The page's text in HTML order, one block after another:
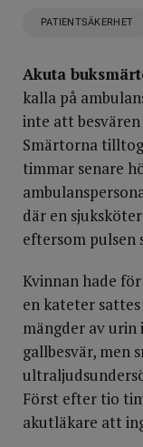
PATIENTSÄKERHET
Akuta
kalla på
inte att
Smärtorna
timmar senare
där en
eftersom pulsen
Kvinnan hade
en kateter
mängder av urin
gallbesvär, men
Först efter tio
akutläkare att